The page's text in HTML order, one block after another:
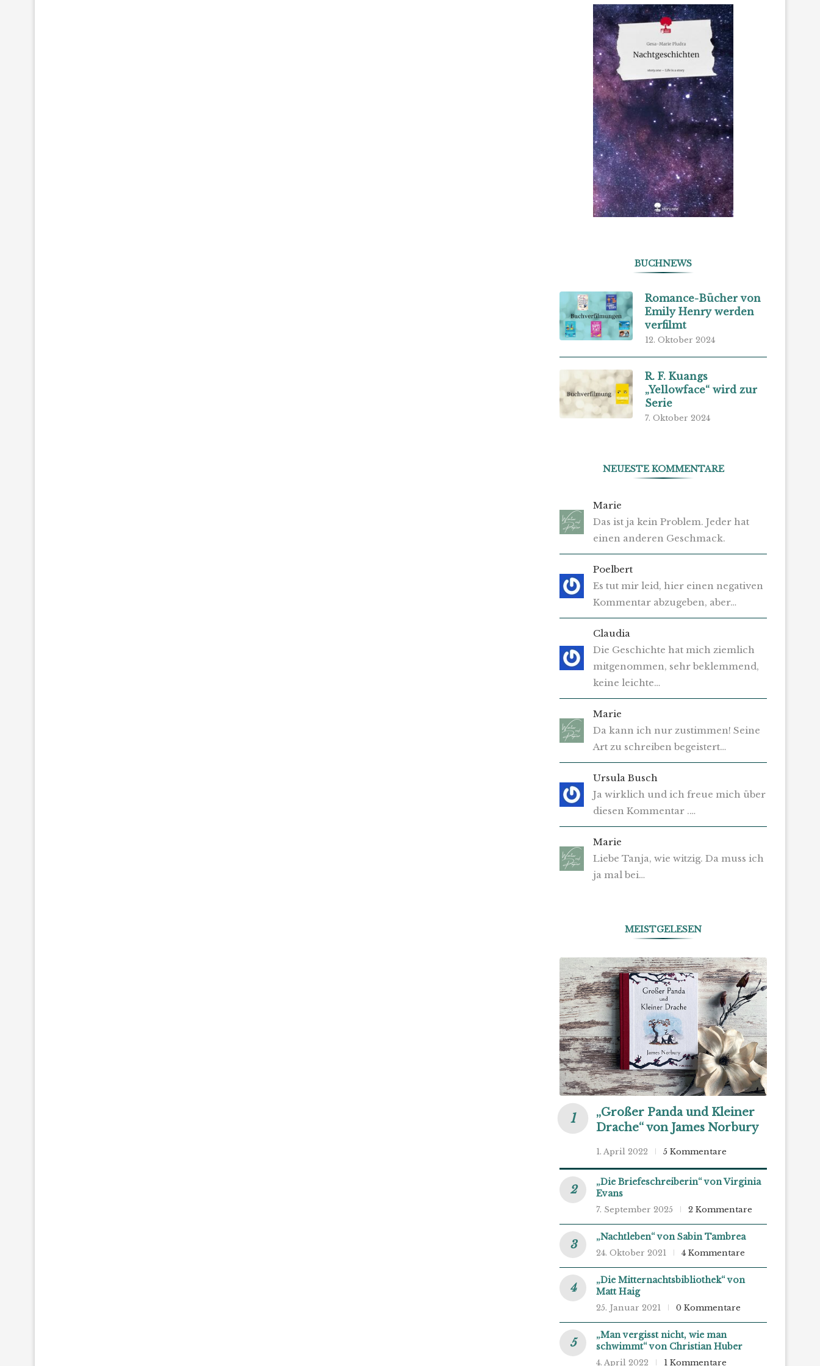
BUCHNEWS
Romance-Bücher von
Emily Henry werden
verfilmt
12. Oktober 2024
R. F. Kuangs
„Yellowface“ wird zur
Serie
7. Oktober 2024
NEUESTE KOMMENTARE
Marie
Das ist ja kein Problem. Jeder hat
einen anderen Geschmack.
Poelbert
Es tut mir leid, hier einen negativen
Kommentar abzugeben, aber…
Claudia
Die Geschichte hat mich ziemlich
mitgenommen, sehr beklemmend,
keine leichte…
Marie
Da kann ich nur zustimmen! Seine
Art zu schreiben begeistert…
Ursula Busch
Ja wirklich und ich freue mich über
diesen Kommentar .…
Marie
Liebe Tanja, wie witzig. Da muss ich
ja mal bei…
MEISTGELESEN
„Großer Panda und Kleiner
Drache“ von James Norbury
1. April 2022 5 Kommentare
„Die Briefeschreiberin“ von Virginia
Evans
7. September 2025 2 Kommentare
„Nachtleben“ von Sabin Tambrea
24. Oktober 2021 4 Kommentare
„Die Mitternachtsbibliothek“ von
Matt Haig
25. Januar 2021 0 Kommentare
„Man vergisst nicht, wie man
schwimmt“ von Christian Huber
4. April 2022 1 Kommentare